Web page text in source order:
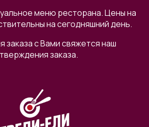
меню ресторана. Цены на
на сегодняшний день.
с Вами свяжется наш
заказа.